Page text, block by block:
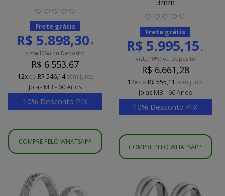
Frete grátis
R$ 5.898,30 à
vista(10%) ou Deposito
R$ 6.553,67
12xde R$ 546,14sem juros
Joias MB - 60 Anos
10% Desconto PIX
COMPRE PELO WHATSAPP
Frete grátis
R$ 5.995,15 à
vista(10%)ou Deposito
R$ 6.661,28
12xde R$ 555,11 sem juros
Joias MB - 60 Anos
10% Desconto PIX
COMPRE PELO WHATSAPP